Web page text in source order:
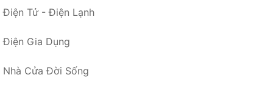
Điện Tử - Điện Lạnh
Điện Gia Dụng
Nhà Cửa Đời Sống